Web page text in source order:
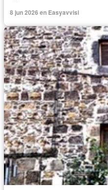
8 jun 2026 en Easyavvisi